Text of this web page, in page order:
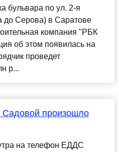
бульвара по ул. 2-я
до Серова) в Саратове
компания "РБК
об этом появилась на
проведет
р...
Садовой произошло
на телефон ЕДДС